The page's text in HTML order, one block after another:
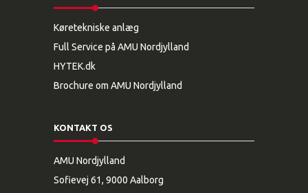
Køretekniske anlæg
Full Service på AMU Nordjylland
HYTEK.dk
Brochure om AMU Nordjylland
KONTAKT OS
AMU Nordjylland
Sofievej 61, 9000 Aalborg